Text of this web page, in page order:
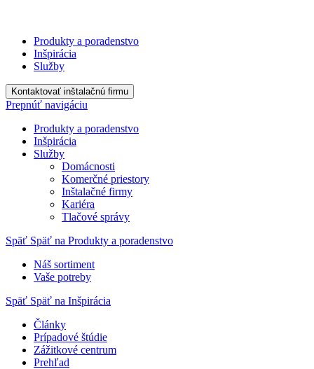
Produkty a poradenstvo
Inšpirácia
Služby
Kontaktovať inštalačnú firmu
Prepnúť navigáciu
Produkty a poradenstvo
Inšpirácia
Služby
Domácnosti
Komerčné priestory
Inštalačné firmy
Kariéra
Tlačové správy
Späť Späť na Produkty a poradenstvo
Náš sortiment
Vaše potreby
Späť Späť na Inšpirácia
Články
Prípadové štúdie
Zážitkové centrum
Prehľad